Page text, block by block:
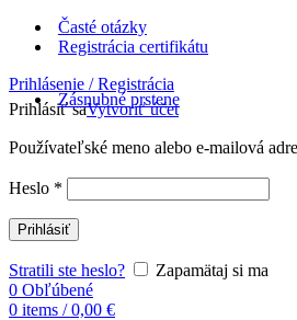
Časté otázky
Registrácia certifikátu
Prihlásenie / Registrácia
Prihlásiť saVytvoriť účet
Používateľské meno alebo e-mailová
Heslo *
Prihlásiť
Stratili ste heslo?
Zapamätaj si ma
0 Obľúbené
0 items / 0,00 €
Zásnubné prstene